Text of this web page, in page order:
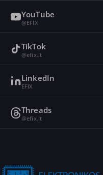
YouTube
@EFIX
TikTok
@efix.lt
LinkedIn
EFIX
Threads
@efix.lt